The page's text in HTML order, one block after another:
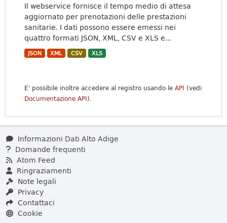
Il webservice fornisce il tempo medio di attesa
aggiornato per prenotazioni delle prestazioni
sanitarie. I dati possono essere emessi nei
quattro formati JSON, XML, CSV e XLS e...
JSON XML CSV XLS
E' possibile inoltre accedere al registro usando le API (vedi
Documentazione API).
Informazioni Dati Alto Adige
Domande frequenti
Atom Feed
Ringraziamenti
Note legali
Privacy
Contattaci
Cookie